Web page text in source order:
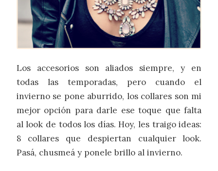
Los accesorios son aliados siempre, y en
todas las temporadas, pero cuando el
invierno se pone aburrido, los collares son mi
mejor opción para darle ese toque que falta
al look de todos los días. Hoy, les traigo ideas:
8 collares que despiertan cualquier look.
Pasá, chusmeá y ponele brillo al invierno.